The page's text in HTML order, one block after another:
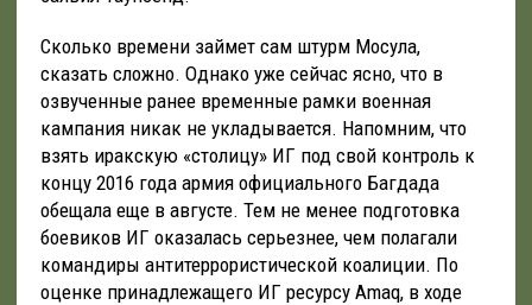
Сколько времени займет сам штурм Мосула,
сказать сложно. Однако уже сейчас ясно, что в
озвученные ранее временные рамки военная
кампания никак не укладывается. Напомним, что
взять иракскую «столицу» ИГ под свой контроль к
концу 2016 года армия официального Багдада
обещала еще в августе. Тем не менее подготовка
боевиков ИГ оказалась серьезнее, чем полагали
командиры антитеррористической коалиции. По
оценке принадлежащего ИГ ресурсу Amaq, в ходе